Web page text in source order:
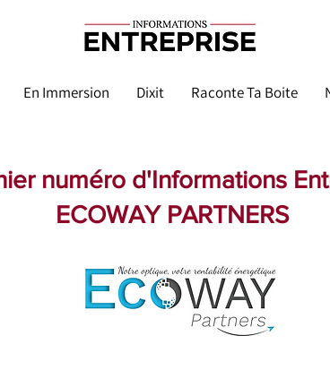
En Immersion Dixit Raconte Ta Boite
numéro d'Informations
ECOWAY PARTNERS